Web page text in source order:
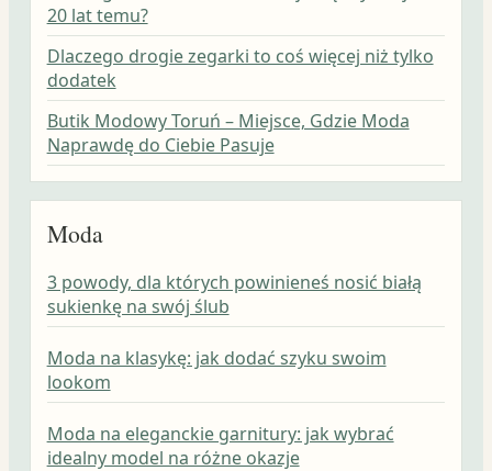
20 lat temu?
Dlaczego drogie zegarki to coś więcej niż tylko
dodatek
Butik Modowy Toruń – Miejsce, Gdzie Moda
Naprawdę do Ciebie Pasuje
Moda
3 powody, dla których powinieneś nosić białą
sukienkę na swój ślub
Moda na klasykę: jak dodać szyku swoim
lookom
Moda na eleganckie garnitury: jak wybrać
idealny model na różne okazje